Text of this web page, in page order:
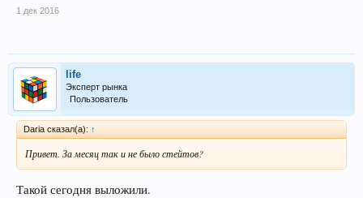
1 дек 2016
life
Эксперт рынка
Пользователь
Daria сказал(а): ↑
Привет. За месяц так и не было стейтов?
Такой сегодня выложили.